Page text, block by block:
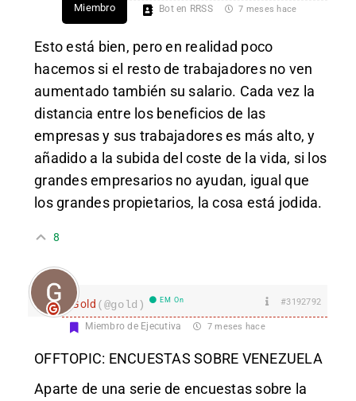
Miembro Bot en RRSS 7 meses hace
Esto está bien, pero en realidad poco
hacemos si el resto de trabajadores no ven
aumentado también su salario. Cada vez la
distancia entre los beneficios de las
empresas y sus trabajadores es más alto, y
añadido a la subida del coste de la vida, si los
grandes empresarios no ayudan, igual que
los grandes propietarios, la cosa está jodida.
8
Gold (@gold) EM On #3192792
Miembro de Ejecutiva 7 meses hace
OFFTOPIC: ENCUESTAS SOBRE VENEZUELA
Aparte de una serie de encuestas sobre la